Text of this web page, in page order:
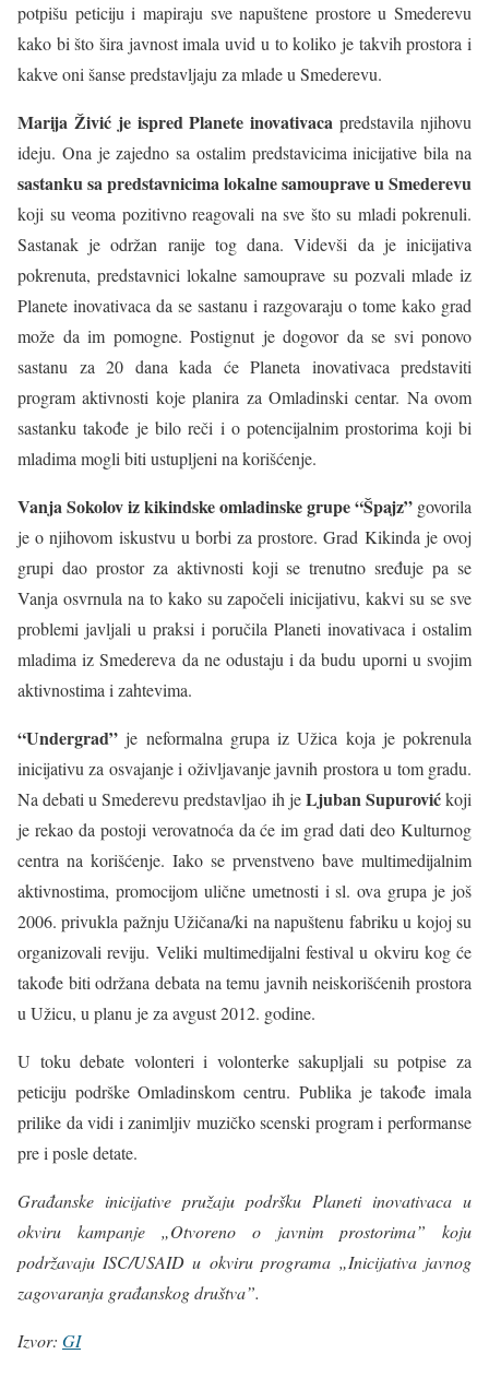
potpišu peticiju i mapiraju sve napuštene prostore u Smederevu
kako bi što šira javnost imala uvid u to koliko je takvih prostora i
kakve oni šanse predstavljaju za mlade u Smederevu.
Marija Živić je ispred Planete inovativaca predstavila njihovu
ideju. Ona je zajedno sa ostalim predstavicima inicijative bila na
sastanku sa predstavnicima lokalne samouprave u Smederevu
koji su veoma pozitivno reagovali na sve što su mladi pokrenuli.
Sastanak je održan ranije tog dana. Videvši da je inicijativa
pokrenuta, predstavnici lokalne samouprave su pozvali mlade iz
Planete inovativaca da se sastanu i razgovaraju o tome kako grad
može da im pomogne. Postignut je dogovor da se svi ponovo
sastanu za 20 dana kada će Planeta inovativaca predstaviti
program aktivnosti koje planira za Omladinski centar. Na ovom
sastanku takođe je bilo reči i o potencijalnim prostorima koji bi
mladima mogli biti ustupljeni na korišćenje.
Vanja Sokolov iz kikindske omladinske grupe “Špajz” govorila
je o njihovom iskustvu u borbi za prostore. Grad Kikinda je ovoj
grupi dao prostor za aktivnosti koji se trenutno sređuje pa se
Vanja osvrnula na to kako su započeli inicijativu, kakvi su se sve
problemi javljali u praksi i poručila Planeti inovativaca i ostalim
mladima iz Smedereva da ne odustaju i da budu uporni u svojim
aktivnostima i zahtevima.
“Undergrad” je neformalna grupa iz Užica koja je pokrenula
inicijativu za osvajanje i oživljavanje javnih prostora u tom gradu.
Na debati u Smederevu predstavljao ih jeLjuban Supurovićkoji
je rekao da postoji verovatnoća da će im grad dati deo Kulturnog
centra na korišćenje. Iako se prvenstveno bave multimedijalnim
aktivnostima, promocijom ulične umetnosti i sl. ova grupa je još
2006. privukla pažnju Užičana/ki na napuštenu fabriku u kojoj su
organizovali reviju. Veliki multimedijalni festival u okviru kog će
takođe biti održana debata na temu javnih neiskorišćenih prostora
u Užicu, u planu je za avgust 2012. godine.
U toku debate volonteri i volonterke sakupljali su potpise za
peticiju podrške Omladinskom centru. Publika je takođe imala
prilike da vidi i zanimljiv muzičko scenski program i performanse
pre i posle detate.
Građanske inicijative pružaju podršku Planeti inovativaca u
okviru kampanje „Otvoreno o javnim prostorima” koju
podržavaju ISC/USAID u okviru programa „Inicijativa javnog
zagovaranja građanskog društva”.
Izvor: GI